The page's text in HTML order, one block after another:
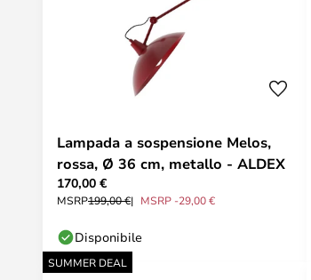
Lampada a sospensione Melos,
rossa, Ø 36 cm, metallo - ALDEX
170,00 €
MSRP199,00 € MSRP -29,00 €
Disponibile
SUMMER DEAL